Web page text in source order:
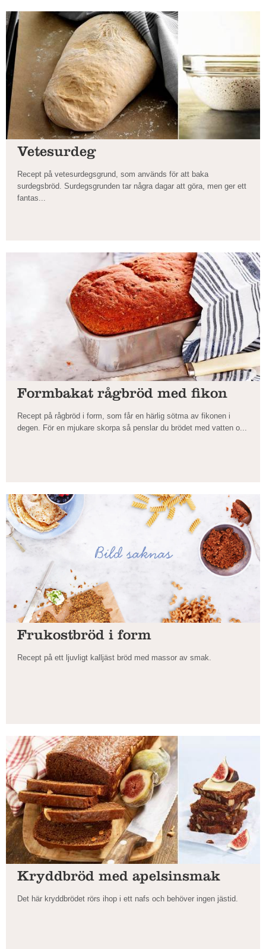
Vetesurdeg
Recept på vetesurdegsgrund, som används för att baka
surdegsbröd. Surdegsgrunden tar några dagar att göra, men ger ett
fantas...
Formbakat rågbröd med fikon
Recept på rågbröd i form, som får en härlig sötma av fikonen i
degen. För en mjukare skorpa så penslar du brödet med vatten o...
Frukostbröd i form
Recept på ett ljuvligt kalljäst bröd med massor av smak.
Kryddbröd med apelsinsmak
Det här kryddbrödet rörs ihop i ett nafs och behöver ingen jästid.